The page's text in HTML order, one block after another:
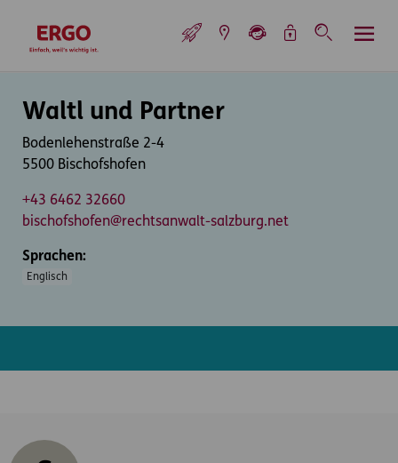
zur Startseite
Waltl und Partner
Bodenlehenstraße 2-4
5500 Bischofshofen
+43 6462 32660
bischofshofen@rechtsanwalt-salzburg.net
Sprachen:
Englisch